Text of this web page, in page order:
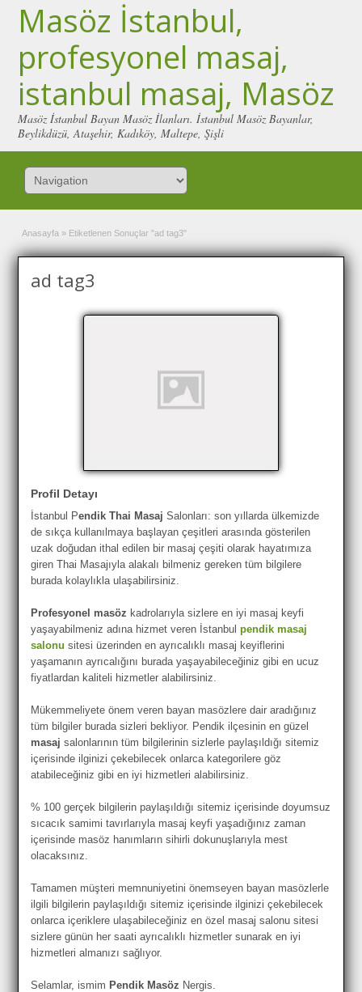
Masöz İstanbul,
profesyonel masaj,
istanbul masaj, Masöz
Masöz İstanbul Bayan Masöz İlanları. İstanbul Masöz Bayanlar,
Beylikdüzü, Ataşehir, Kadıköy, Maltepe, Şişli
Anasayfa » Etiketlenen Sonuçlar "ad tag3"
ad tag3
Profil Detayı
İstanbul Pendik Thai Masaj Salonları: son yıllarda ülkemizde
de sıkça kullanılmaya başlayan çeşitleri arasında gösterilen
uzak doğudan ithal edilen bir masaj çeşiti olarak hayatımıza
giren Thai Masajıyla alakalı bilmeniz gereken tüm bilgilere
burada kolaylıkla ulaşabilirsiniz.
Profesyonel masöz kadrolarıyla sizlere en iyi masaj keyfi
yaşayabilmeniz adına hizmet veren İstanbulpendik masaj
salonu sitesi üzerinden en ayrıcalıklı masaj keyiflerini
yaşamanın ayrıcalığını burada yaşayabileceğiniz gibi en ucuz
fiyatlardan kaliteli hizmetler alabilirsiniz.
Mükemmeliyete önem veren bayan masözlere dair aradığınız
tüm bilgiler burada sizleri bekliyor. Pendik ilçesinin en güzel
masaj salonlarının tüm bilgilerinin sizlerle paylaşıldığı sitemiz
içerisinde ilginizi çekebilecek onlarca kategorilere göz
atabileceğiniz gibi en iyi hizmetleri alabilirsiniz.
% 100 gerçek bilgilerin paylaşıldığı sitemiz içerisinde doyumsuz
sıcacık samimi tavırlarıyla masaj keyfi yaşadığınız zaman
içerisinde masöz hanımların sihirli dokunuşlarıyla mest
olacaksınız.
Tamamen müşteri memnuniyetini önemseyen bayan masözlerle
ilgili bilgilerin paylaşıldığı sitemiz içerisinde ilginizi çekebilecek
onlarca içeriklere ulaşabileceğiniz en özel masaj salonu sitesi
sizlere günün her saati ayrıcalıklı hizmetler sunarak en iyi
hizmetleri almanızı sağlıyor.
Selamlar, ismim Pendik Masöz Nergis.